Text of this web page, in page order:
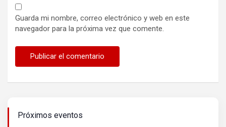
Guarda mi nombre, correo electrónico y web en este
navegador para la próxima vez que comente.
Próximos eventos